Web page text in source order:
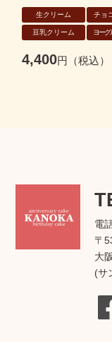
生クリーム チョ
豆乳クリーム ヨーグ
4,400
電
〒
大
(サ